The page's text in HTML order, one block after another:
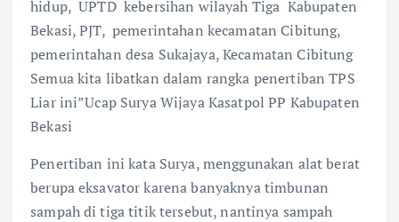
hidup, UPTD kebersihan wilayah Tiga Kabupaten
Bekasi, PJT, pemerintahan kecamatan Cibitung,
pemerintahan desa Sukajaya, Kecamatan Cibitung
Semua kita libatkan dalam rangka penertiban TPS
Liar ini”Ucap Surya Wijaya Kasatpol PP Kabupaten
Bekasi
Penertiban ini kata Surya, menggunakan alat berat
berupa eksavator karena banyaknya timbunan
sampah di tiga titik tersebut, nantinya sampah